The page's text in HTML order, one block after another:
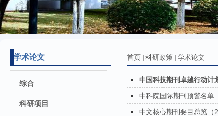
学术论文
综合
科研项目
首页 科研政策 学术论文
中国科技期刊卓越行动计
中科院国际期刊预警名单
中文核心期刊要目总览（